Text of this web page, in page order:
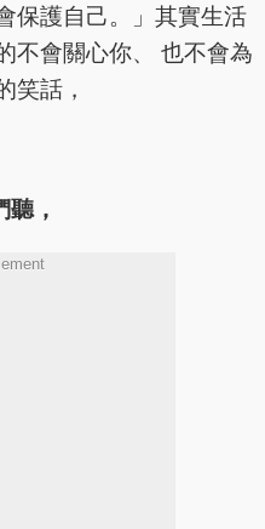
保護自己。」其實生活
不會關心你、 也不會為
笑話，
，